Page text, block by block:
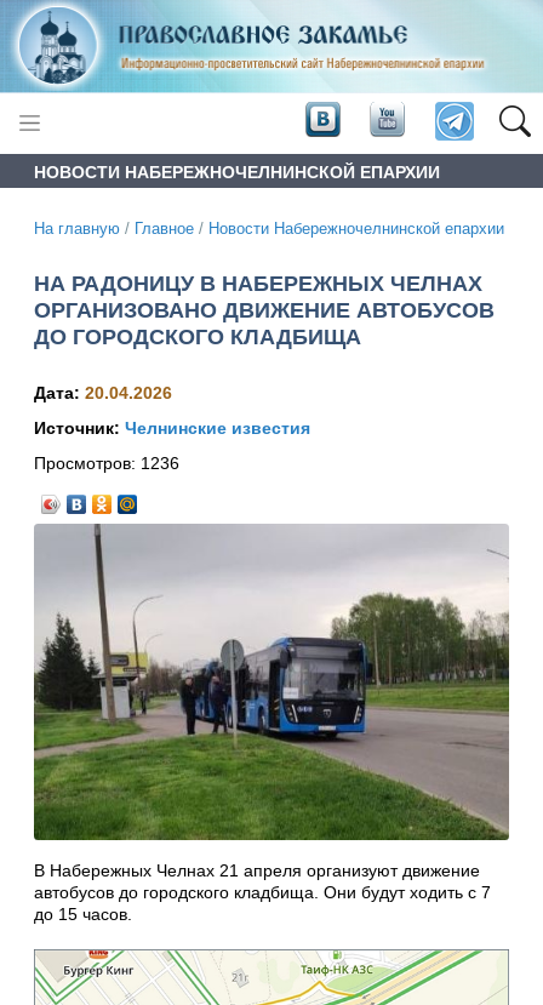
НОВОСТИ НАБЕРЕЖНОЧЕЛНИНСКОЙ ЕПАРХИИ
На главную / Главное / Новости Набережночелнинской епархии
НА РАДОНИЦУ В НАБЕРЕЖНЫХ ЧЕЛНАХ
ОРГАНИЗОВАНО ДВИЖЕНИЕ АВТОБУСОВ
ДО ГОРОДСКОГО КЛАДБИЩА
Дата: 20.04.2026
Источник: Челнинские известия
Просмотров: 1236
В Набережных Челнах 21 апреля организуют движение
автобусов до городского кладбища. Они будут ходить с 7
до 15 часов.